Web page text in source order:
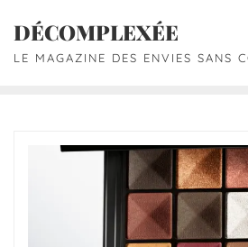
DÉCOMPLEXÉE
LE MAGAZINE DES ENVIES SANS